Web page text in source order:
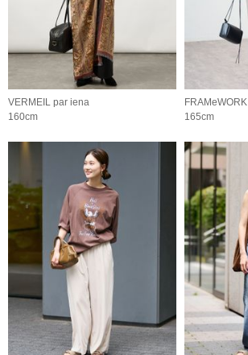
VERMEIL par iena
160cm
FRAMeWORK
165cm